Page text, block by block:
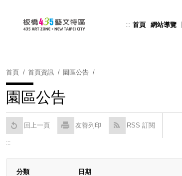
::: 首頁 網站導覽
Powered by
首頁 首頁資訊 園區公告
園區公告
回上一頁 友善列印 RSS 訂閱
:::
分類
日期